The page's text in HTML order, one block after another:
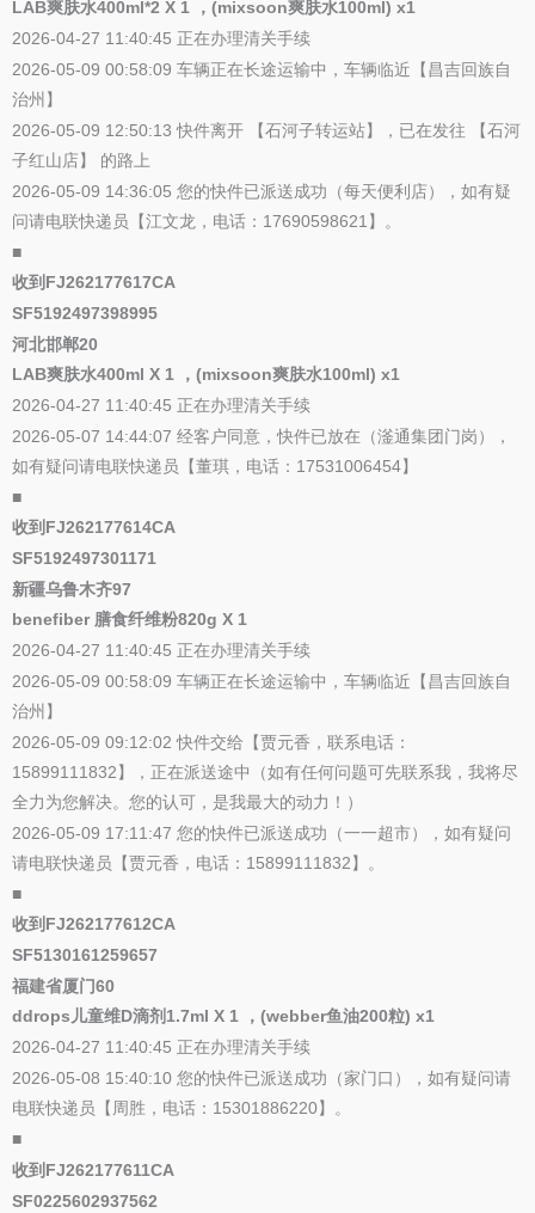
LAB爽肤水400ml*2 X 1 ，(mixsoon爽肤水100ml) x1
2026-04-27 11:40:45 正在办理清关手续
2026-05-09 00:58:09 车辆正在长途运输中，车辆临近【昌吉回族自
治州】
2026-05-09 12:50:13 快件离开 【石河子转运站】，已在发往 【石河
子红山店】 的路上
2026-05-09 14:36:05 您的快件已派送成功（每天便利店），如有疑
问请电联快递员【江文龙，电话：17690598621】。
■
收到FJ262177617CA
SF5192497398995
河北邯郸20
LAB爽肤水400ml X 1 ，(mixsoon爽肤水100ml) x1
2026-04-27 11:40:45 正在办理清关手续
2026-05-07 14:44:07 经客户同意，快件已放在（滏通集团门岗），
如有疑问请电联快递员【董琪，电话：17531006454】
■
收到FJ262177614CA
SF5192497301171
新疆乌鲁木齐97
benefiber 膳食纤维粉820g X 1
2026-04-27 11:40:45 正在办理清关手续
2026-05-09 00:58:09 车辆正在长途运输中，车辆临近【昌吉回族自
治州】
2026-05-09 09:12:02 快件交给【贾元香，联系电话：
15899111832】，正在派送途中（如有任何问题可先联系我，我将尽
全力为您解决。您的认可，是我最大的动力！）
2026-05-09 17:11:47 您的快件已派送成功（一一超市），如有疑问
请电联快递员【贾元香，电话：15899111832】。
■
收到FJ262177612CA
SF5130161259657
福建省厦门60
ddrops儿童维D滴剂1.7ml X 1 ，(webber鱼油200粒) x1
2026-04-27 11:40:45 正在办理清关手续
2026-05-08 15:40:10 您的快件已派送成功（家门口），如有疑问请
电联快递员【周胜，电话：15301886220】。
■
收到FJ262177611CA
SF0225602937562